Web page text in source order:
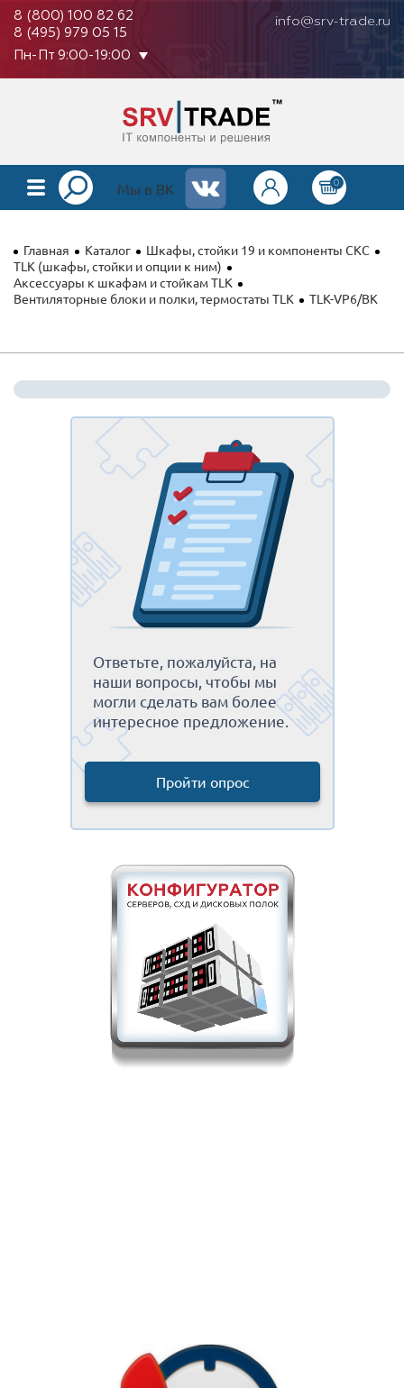
8 (800) 100 82 62
8 (495) 979 05 15
info@srv-trade.ru
Пн-Пт 9:00-19:00
КАТАЛОГ
ОПЛАТА
ГАРАНТИЯ
АКЦИИ
Мы в ВК 0
Главная Каталог
Шкафы, стойки 19 и компоненты СКС
TLK (шкафы, стойки и опции к ним)
Аксессуары к шкафам и стойкам TLK
Вентиляторные блоки и полки, термостаты TLK
TLK-VP6/BK
Ответьте, пожалуйста, на
наши вопросы, чтобы мы
могли сделать вам более
интересное предложение.
Пройти опрос